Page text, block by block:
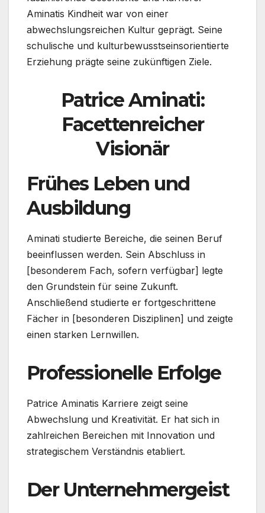
Aminatis Kindheit war von einer
abwechslungsreichen Kultur geprägt. Seine
schulische und kulturbewusstseinsorientierte
Erziehung prägte seine zukünftigen Ziele.
Patrice Aminati:
Facettenreicher
Visionär
Frühes Leben und
Ausbildung
Aminati studierte Bereiche, die seinen Beruf
beeinflussen werden. Sein Abschluss in
[besonderem Fach, sofern verfügbar] legte
den Grundstein für seine Zukunft.
Anschließend studierte er fortgeschrittene
Fächer in [besonderen Disziplinen] und zeigte
einen starken Lernwillen.
Professionelle Erfolge
Patrice Aminatis Karriere zeigt seine
Abwechslung und Kreativität. Er hat sich in
zahlreichen Bereichen mit Innovation und
strategischem Verständnis etabliert.
Der Unternehmergeist